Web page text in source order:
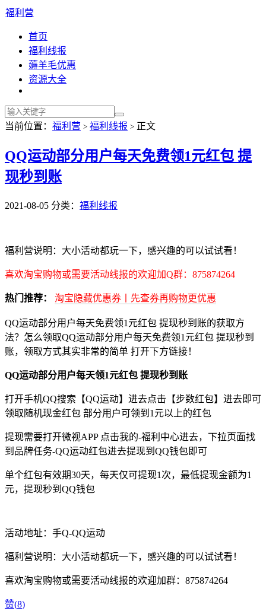
福利营
首页
福利线报
薅羊毛优惠
资源大全
当前位置： 福利营 > 福利线报 > 正文
QQ运动部分用户每天免费领1元红包 提
现秒到账
2021-08-05 分类： 福利线报
福利营说明：大小活动都玩一下，感兴趣的可以试试看！
喜欢淘宝购物或需要活动线报的欢迎加Q群：875874264
热门推荐： 淘宝隐藏优惠券丨先查券再购物更优惠
QQ运动部分用户每天免费领1元红包 提现秒到账的获取方
法？怎么领取QQ运动部分用户每天免费领1元红包 提现秒到
账，领取方式其实非常的简单 打开下方链接！
QQ运动部分用户每天领1元红包 提现秒到账
打开手机QQ搜索【QQ运动】进去点击【步数红包】进去即可
领取随机现金红包 部分用户可领到1元以上的红包
提现需要打开微视APP 点击我的-福利中心进去，下拉页面找
到品牌任务-QQ运动红包进去提现到QQ钱包即可
单个红包有效期30天，每天仅可提现1次，最低提现金额为1
元，提现秒到QQ钱包
活动地址：手Q-QQ运动
福利营说明：大小活动都玩一下，感兴趣的可以试试看！
喜欢淘宝购物或需要活动线报的欢迎加群：875874264
赞(8)